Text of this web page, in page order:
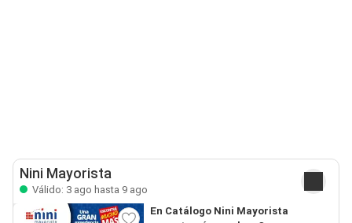
Nini Mayorista
Válido: 3 ago hasta 9 ago
En Catálogo Nini Mayorista